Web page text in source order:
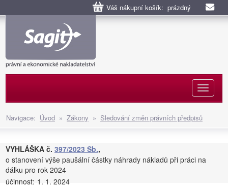
Váš nákupní košík: prázdný
Navigace: Úvod » Zákony » Sledování změn právních předpisů
VYHLÁŠKA č. 397/2023 Sb.,
o stanovení výše paušální částky náhrady nákladů při práci na
dálku pro rok 2024
účinnost: 1. 1. 2024